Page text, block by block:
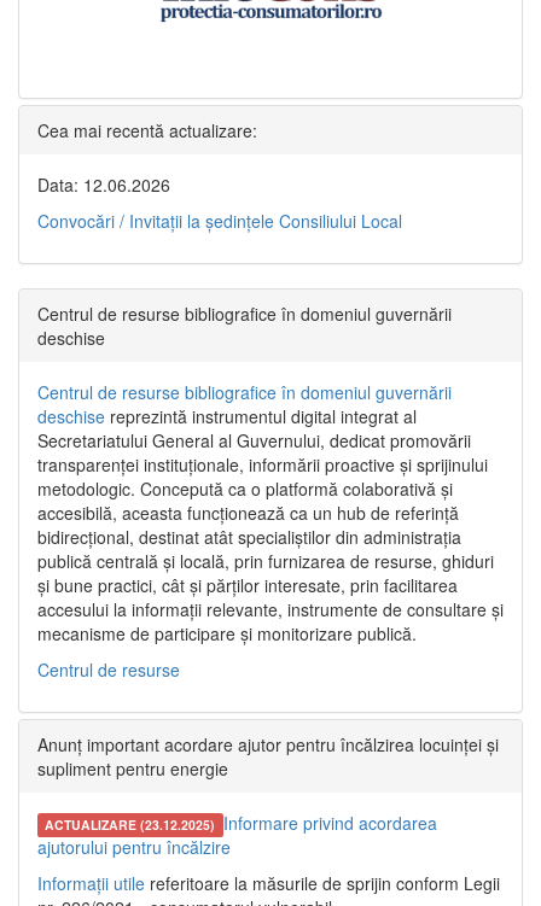
Cea mai recentă actualizare:
Data: 12.06.2026
Convocări / Invitaţii la şedinţele Consiliului Local
Centrul de resurse bibliografice în domeniul guvernării
deschise
Centrul de resurse bibliografice în domeniul guvernării
deschise reprezintă instrumentul digital integrat al
Secretariatului General al Guvernului, dedicat promovării
transparenței instituționale, informării proactive și sprijinului
metodologic. Concepută ca o platformă colaborativă și
accesibilă, aceasta funcționează ca un hub de referință
bidirecțional, destinat atât specialiștilor din administrația
publică centrală și locală, prin furnizarea de resurse, ghiduri
și bune practici, cât și părților interesate, prin facilitarea
accesului la informații relevante, instrumente de consultare și
mecanisme de participare și monitorizare publică.
Centrul de resurse
Anunț important acordare ajutor pentru încălzirea locuinței și
supliment pentru energie
ACTUALIZARE (23.12.2025) Informare privind acordarea
ajutorului pentru încălzire
Informații utile referitoare la măsurile de sprijin conform Legii